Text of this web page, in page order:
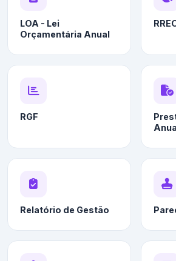
LOA - Lei
Orçamentária Anual
RGF
Relatório de Gestão